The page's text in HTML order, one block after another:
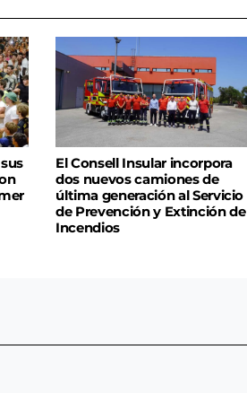
El Consell Insular incorpora
dos nuevos camiones de
última generación al Servicio
de Prevención y Extinción de
Incendios